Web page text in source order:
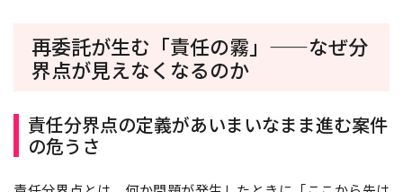
再委託が生む「責任の霧」——なぜ分
界点が見えなくなるのか
責任分界点の定義があいまいなまま進む案件
の危うさ